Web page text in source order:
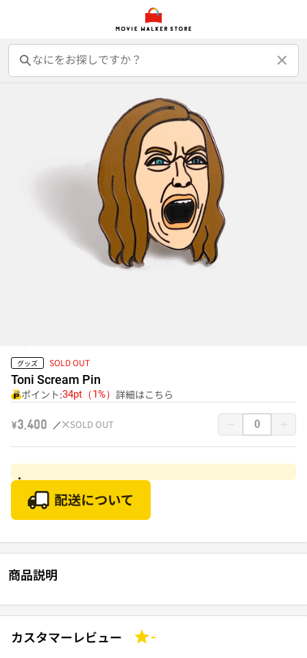
前売オンライン券 前売カード券 グッズ
グッズ SOLD OUT
Toni Scream Pin
ポイント:34pt（1%） 詳細はこちら
￥3,400 SOLD OUT
商品説明
カスタマーレビュー -